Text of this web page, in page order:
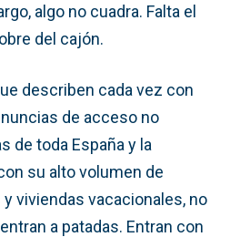
algo no cuadra. Falta el
del cajón.
describen cada vez con
de acceso no
de toda España y la
su alto volumen de
viviendas vacacionales, no
a patadas. Entran con